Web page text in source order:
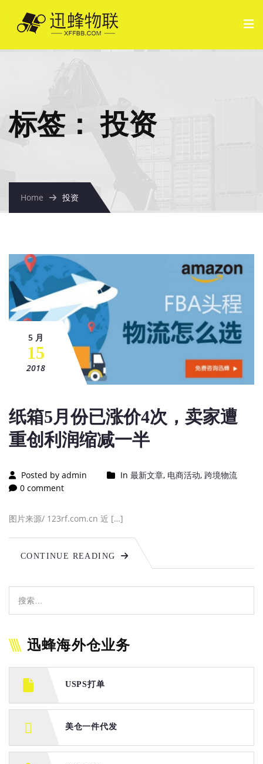
标签：投资
Home 投资
5 月
15
2018
纸箱5月份已涨价4次，卖家遭
重创利润缩减一半
Posted by admin In 最新文章, 电商活动, 跨境物流
0 comment
图片来源/ 123rf.com.cn 近 […]
CONTINUE READING
迅蜂海外仓业务
USPS打单
美仓一件代发